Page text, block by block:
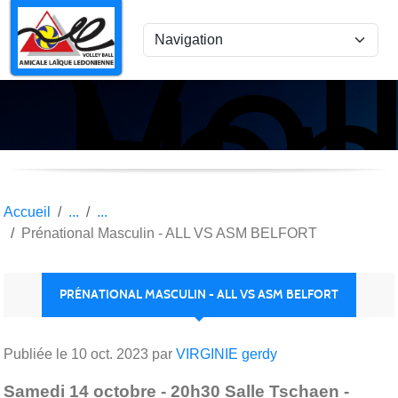
le
Accueil
Prénational Masculin - ALL VS ASM BELFORT
PRÉNATIONAL MASCULIN - ALL VS ASM BELFORT
Publiée le 10 oct. 2023 par VIRGINIE gerdy
Samedi 14 octobre - 20h30 Salle Tschaen -
Panneau de gestion des cookies